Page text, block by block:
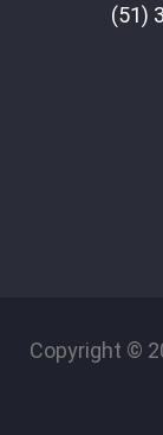
(51)
Copyright ©